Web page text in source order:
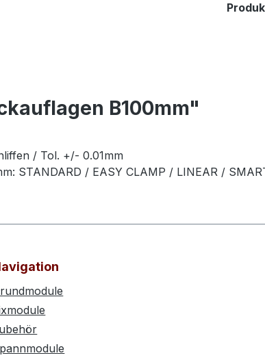
B100mm"
/ Tol. +/- 0.01mm
STANDARD / EASY CLAMP / LINEAR /